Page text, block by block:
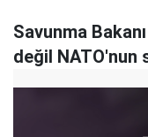
Savunma
değil NATO'nun